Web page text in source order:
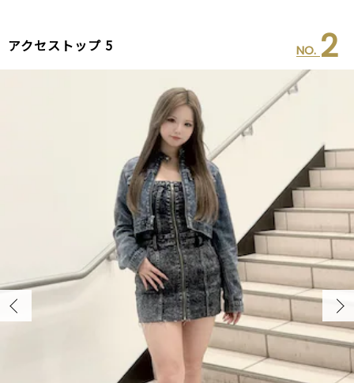
アクセストップ 5 NO. 2